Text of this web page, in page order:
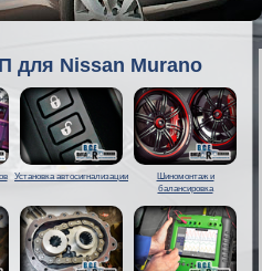
для Nissan Murano
Установка автосигнализации
Шиномонтаж и
балансировка